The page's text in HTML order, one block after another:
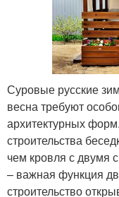
Суровые русские
весна требуют
архитектурных
строительства
чем кровля с двумя
– важная функция
строительство